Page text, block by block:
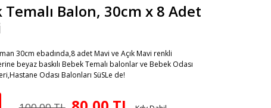
Temalı Balon, 30cm x 8 Adet
30cm ebadında,8 adet Mavi ve Açık Mavi renkli
beyaz baskılı Bebek Temalı balonlar ve Bebek Odası
Odası Balonları SüSLe de!